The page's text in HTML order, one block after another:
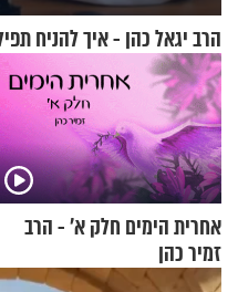
הרב יגאל כהן - איך להניח
אחרית הימים חלק א’ - הרב
זמיר כהן